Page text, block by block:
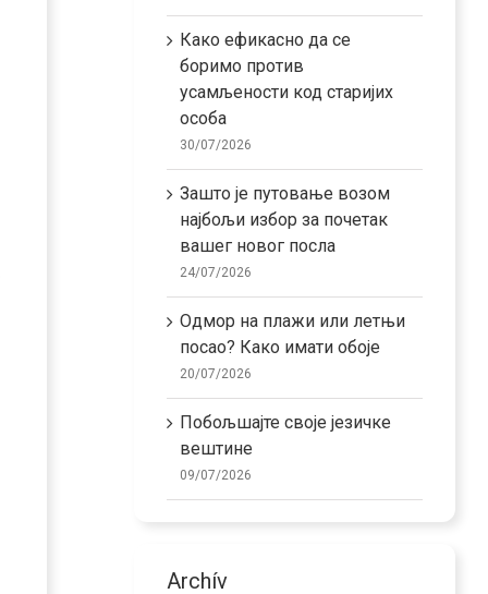
Како ефикасно да се
боримо против
усамљености код старијих
особа
30/07/2026
Зашто је путовање возом
најбољи избор за почетак
вашег новог посла
24/07/2026
Одмор на плажи или летњи
посао? Како имати обоје
20/07/2026
Побољшајте своје језичке
вештине
09/07/2026
Archív